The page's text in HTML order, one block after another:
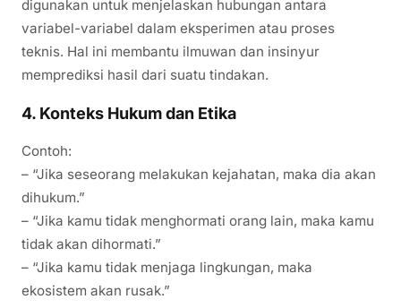
digunakan untuk menjelaskan hubungan antara
variabel-variabel dalam eksperimen atau proses
teknis. Hal ini membantu ilmuwan dan insinyur
memprediksi hasil dari suatu tindakan.
4. Konteks Hukum dan Etika
Contoh:
– “Jika seseorang melakukan kejahatan, maka dia akan
dihukum.”
– “Jika kamu tidak menghormati orang lain, maka kamu
tidak akan dihormati.”
– “Jika kamu tidak menjaga lingkungan, maka
ekosistem akan rusak.”